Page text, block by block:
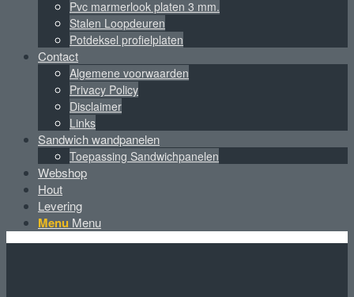
Pvc marmerlook platen 3 mm.
Stalen Loopdeuren
Potdeksel profielplaten
Contact
Algemene voorwaarden
Privacy Policy
Disclaimer
Links
Sandwich wandpanelen
Toepassing Sandwichpanelen
Webshop
Hout
Levering
Menu Menu